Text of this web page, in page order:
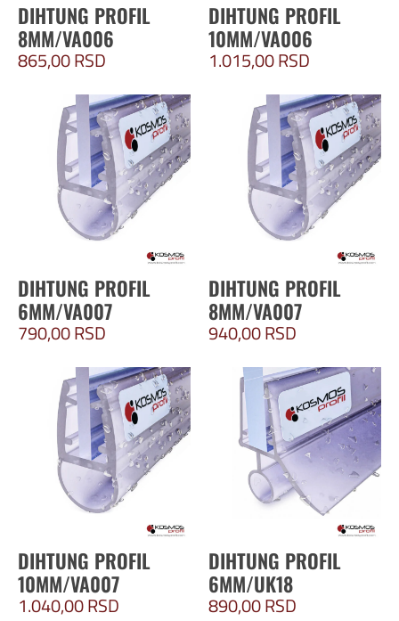
DIHTUNG PROFIL
8MM/VA006
865,00RSD
DIHTUNG PROFIL
10MM/VA006
1.015,00RSD
DIHTUNG PROFIL
6MM/VA007
790,00RSD
DIHTUNG PROFIL
8MM/VA007
940,00RSD
DIHTUNG PROFIL
10MM/VA007
1.040,00RSD
DIHTUNG PROFIL
6MM/UK18
890,00RSD